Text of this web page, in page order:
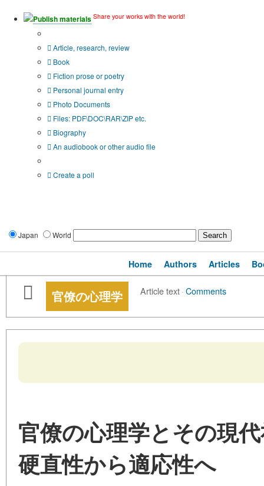
Publish materials Share your works with the world!
Article, research, review
Book
Fiction prose or poetry
Personal journal entry
Photo Documents
Files: PDF\DOC\RAR\ZIP etc.
Biography
An audiobook or other audio file
Create a poll
Japan World
Home Authors Articles
官僚の心理学 Article text·Comments
官僚の心理学とその現
硬直性から適応性へ